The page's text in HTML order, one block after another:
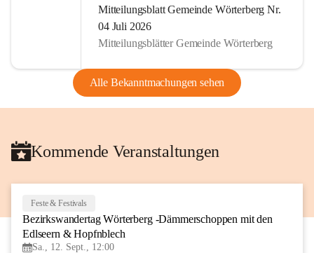
Mitteilungsblatt Gemeinde Wörterberg Nr.
04 Juli 2026
Mitteilungsblätter Gemeinde Wörterberg
Alle Bekanntmachungen sehen
Kommende Veranstaltungen
Feste & Festivals
Bezirkswandertag Wörterberg -Dämmerschoppen mit den
Edlseern & Hopfnblech
Sa., 12. Sept., 12:00